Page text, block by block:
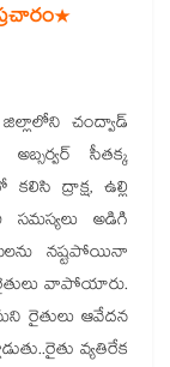
చంద్వాడ్
సీత‌క్క
ద్రాక్ష‌, ఉల్లి
అడిగి
న‌ష్ట‌పోయినా
వాపోయారు.
రైతులు ఆవేద‌న
వ్య‌తిరేక